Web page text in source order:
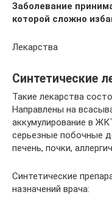
Заболевание
которой сложно
Лекарства
Синтетические
Такие лекарства
Направлены на
аккумулирование в
серьезные побочные
печень, почки,
Синтетические
назначений врача: